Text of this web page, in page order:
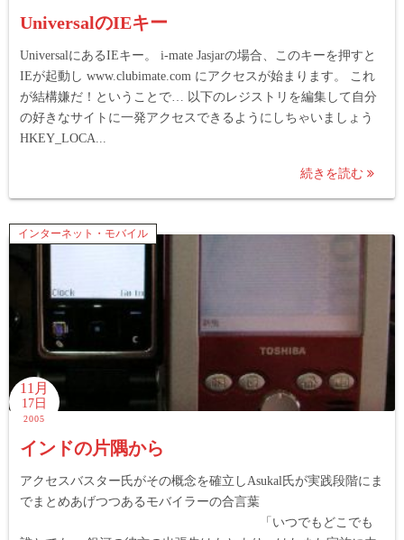
UniversalのIEキー
UniversalにあるIEキー。 i-mate Jasjarの場合、このキーを押すと
IEが起動し www.clubimate.com にアクセスが始まります。 これ
が結構嫌だ！ということで… 以下のレジストリを編集して自分
の好きなサイトに一発アクセスできるようにしちゃいましょう
HKEY_LOCA...
続きを読む
インターネット・モバイル
11月
17日
2005
インドの片隅から
アクセスバスター氏がその概念を確立しAsukal氏が実践段階にま
でまとめあげつつあるモバイラーの合言葉
「いつでもどこでも